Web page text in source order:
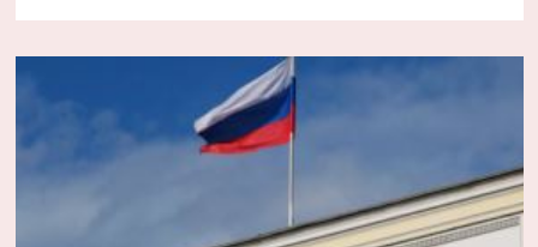
Набиуллина:
доступнее
со